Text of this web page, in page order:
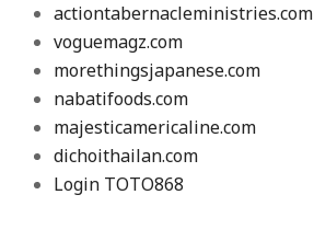
actiontabernacleministries.com
voguemagz.com
morethingsjapanese.com
nabatifoods.com
majesticamericaline.com
dichoithailan.com
Login TOTO868